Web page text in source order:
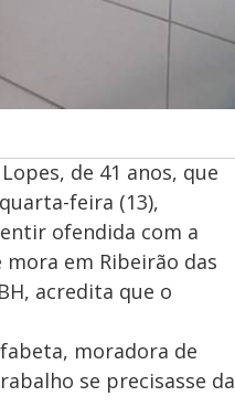
de 41 anos, que
feira (13),
ofendida com a
em Ribeirão das
acredita que o
moradora de
se precisasse da